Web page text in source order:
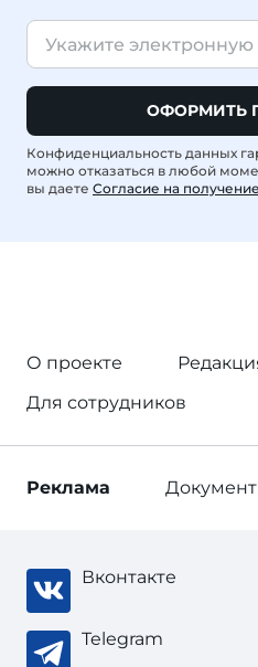
ОФОРМИТЬ
Конфиденциальность данных
можно отказаться в любой
вы даете Согласие на
О проекте
Для сотрудников
Реклама
Вконтакте
Telegram